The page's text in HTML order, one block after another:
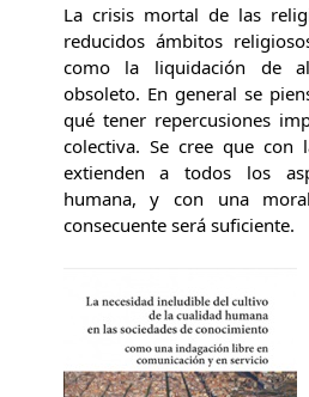
La crisis mortal de las
reducidos ámbitos
como la liquidación de
obsoleto. En general se
qué tener repercusiones
colectiva. Se cree que con
extienden a todos los
humana, y con una
consecuente será suficiente.